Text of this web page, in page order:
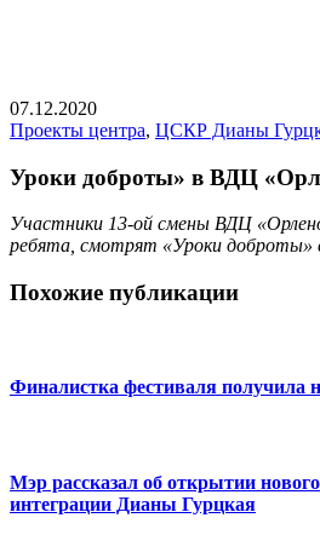
07.12.2020
Проекты центра, ЦСКР Дианы
Уроки доброты» в ВДЦ
Участники 13-ой смены ВДЦ
ребята, смотрят «Уроки доброты»
Похожие публикации
Финалистка фестиваля получила
Мэр рассказал об открытии
интеграции Дианы Гурцкая